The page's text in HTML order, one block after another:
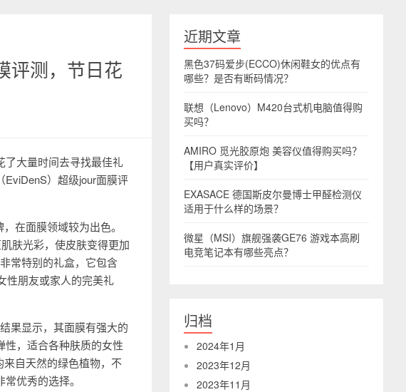
评测，节日花
了大量时间去寻找最佳礼
）超级jour面膜评
在面膜领域较为出色。
肤光彩，使皮肤变得更加
常特别的礼盒，它包含
性朋友或家人的完美礼
果显示，其面膜有强大的
，适合各种肤质的女性
自天然的绿色植物，不
优秀的选择。
近期文章
黑色37码爱步(ECCO)休闲鞋女的优点有
哪些？是否有断码情况？
联想（Lenovo）M420台式机电脑值得购
买吗？
AMIRO 觅光胶原炮 美容仪值得购买吗？
【用户真实评价】
EXASACE 德国斯皮尔曼博士甲醛检测仪
适用于什么样的场景？
微星（MSI）旗舰强袭GE76 游戏本高刷
电竞笔记本有哪些亮点？
归档
2024年1月
2023年12月
2023年11月